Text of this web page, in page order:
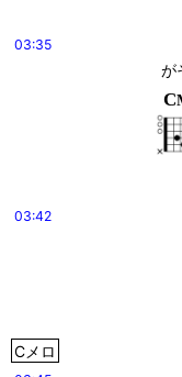
03:35
が
C
03:42
Cメロ